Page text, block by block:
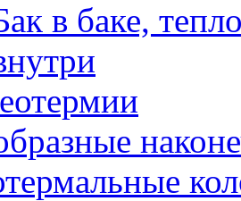
в баке,